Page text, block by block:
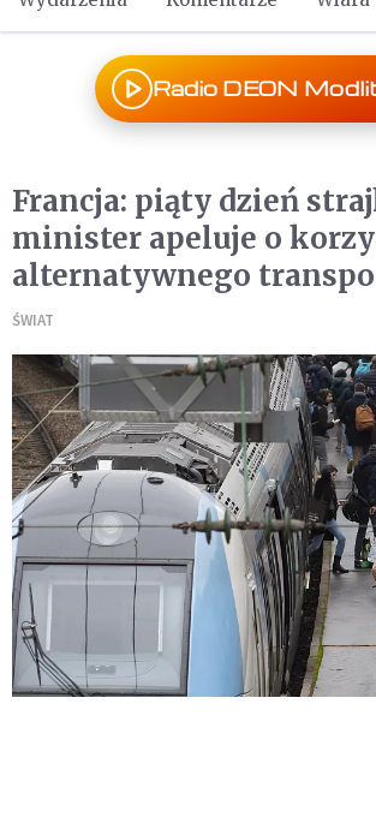
Radio DEON
Francja: piąty dzień
minister apeluje o
alternatywnego
ŚWIAT